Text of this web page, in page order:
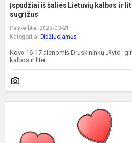
Įspūdžiai iš šalies Lietuvių kalbos ir
sugrįžus
Paskelbta: 2023-03-21
Kategorija: Didžiuojamės
Kovo 16-17 dienomis Druskininkų „Ryto“
kalbos ir liter...